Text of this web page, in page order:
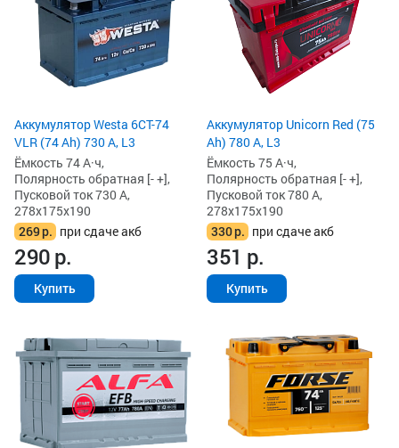
Аккумулятор Westa 6СТ-74
VLR (74 Ah) 730 А, L3
Ёмкость 74 А·ч,
Полярность обратная [- +],
Пусковой ток 730 А,
278x175x190
269р. при сдаче акб
290р.
Купить
Аккумулятор Unicorn Red (75
Ah) 780 А, L3
Ёмкость 75 А·ч,
Полярность обратная [- +],
Пусковой ток 780 А,
278x175x190
330р. при сдаче акб
351 р.
Купить